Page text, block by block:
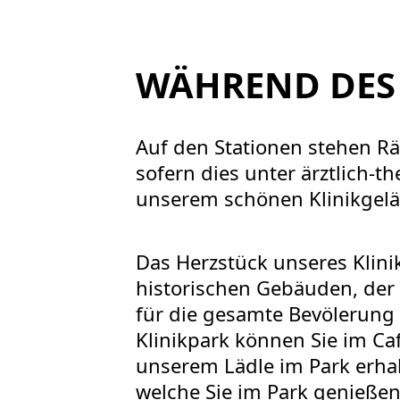
WÄHREND
Auf den Stationen stehen
sofern dies unter ärztlich-
unserem schönen
Das Herzstück unseres
historischen Gebäuden,
für die gesamte
Klinikpark können Sie im
unserem Lädle im Park
welche Sie im Park